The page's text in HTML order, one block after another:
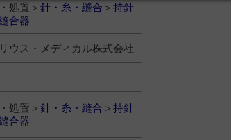
処置＞ 針・糸・縫合 ＞ 持針
合器
ウス・メディカル株式会社
処置＞ 針・糸・縫合 ＞ 持針
合器